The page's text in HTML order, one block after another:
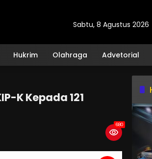
Sabtu, 8 Agustus 2026
Hukrim Olahraga Advetorial
K Kepada 121
680